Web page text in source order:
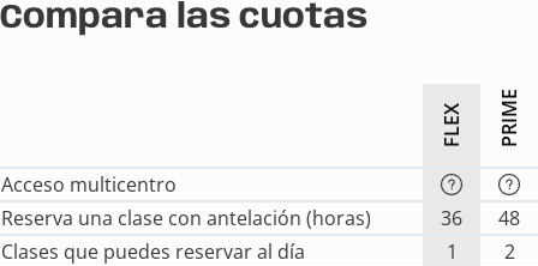
Compara las cuotas
FLEX PRIME
Acceso multicentro
Reserva una clase con antelación (horas)
36
48
Clases que puedes reservar al día
1
2